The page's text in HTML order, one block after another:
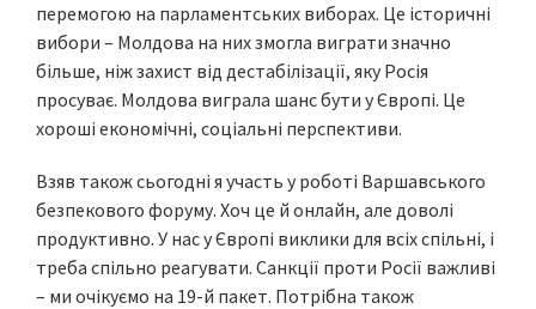
перемогою на парламентських виборах. Це історичні
вибори – Молдова на них змогла виграти значно
більше, ніж захист від дестабілізації, яку Росія
просуває. Молдова виграла шанс бути у Європі. Це
хороші економічні, соціальні перспективи.
Взяв також сьогодні я участь у роботі Варшавського
безпекового форуму. Хоч це й онлайн, але доволі
продуктивно. У нас у Європі виклики для всіх спільні, і
треба спільно реагувати. Санкції проти Росії важливі
– ми очікуємо на 19-й пакет. Потрібна також